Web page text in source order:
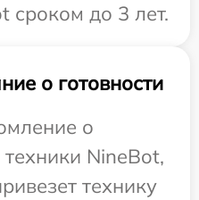
сроком до 3 лет.
о готовности
о
NineBot,
технику